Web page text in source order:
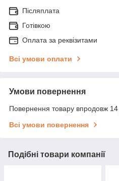
Післяплата
Готівкою
Оплата за реквізитами
Всі умови оплати
Умови повернення
Повернення товару впродовж 14
Всі умови повернення
Подібні товари компанії